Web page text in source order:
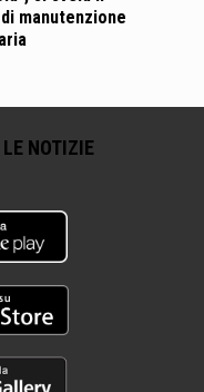
manutenzione
NOTIZIE